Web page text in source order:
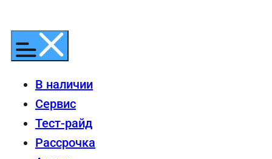
содержимому
В наличии
Сервис
Тест-райд
Рассрочка